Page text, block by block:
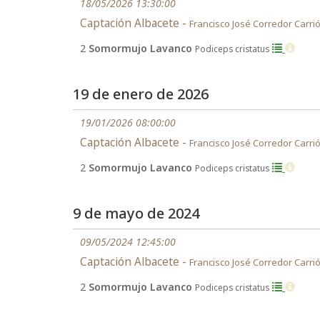
18/05/2026 13:30:00
Captación Albacete - Francisco José Corredor
2 Somormujo Lavanco Podiceps cristatus
19 de enero de 2026
19/01/2026 08:00:00
Captación Albacete - Francisco José Corredor
2 Somormujo Lavanco Podiceps cristatus
9 de mayo de 2024
09/05/2024 12:45:00
Captación Albacete - Francisco José Corredor
2 Somormujo Lavanco Podiceps cristatus